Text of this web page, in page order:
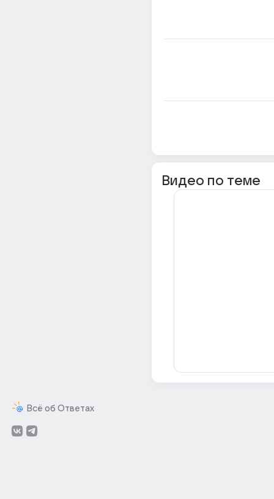
Всё об Ответах
Видео по теме